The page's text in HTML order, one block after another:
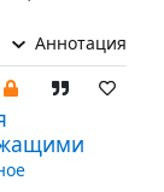
Аннотация